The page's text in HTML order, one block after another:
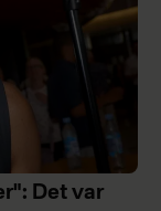
Det var